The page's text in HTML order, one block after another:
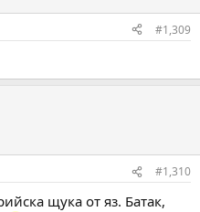
#1,309
#1,310
щука от яз. Батак,